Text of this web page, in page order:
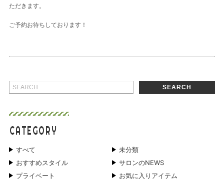
ただきます。
ご予約お待ちしております！
SEARCH
CATEGORY
すべて
未分類
おすすめスタイル
サロンのNEWS
プライベート
お気に入りアイテム